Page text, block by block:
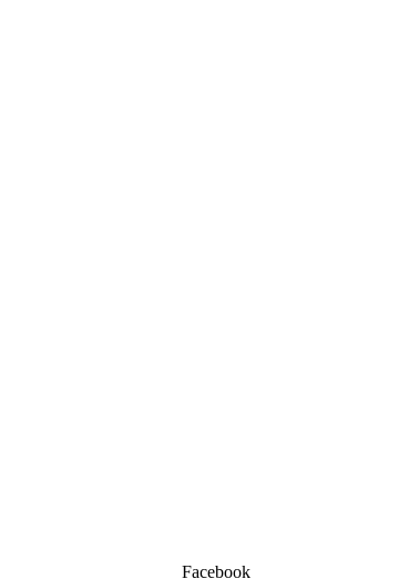
Facebook